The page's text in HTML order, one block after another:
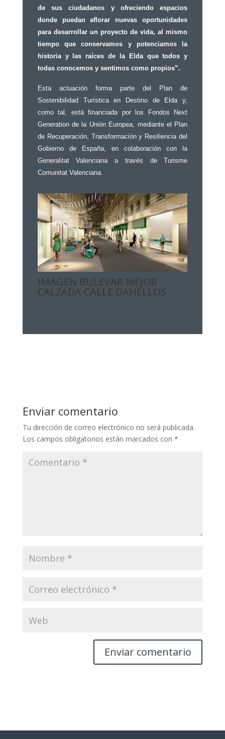
de sus ciudadanos y ofreciendo espacios
donde puedan aflorar nuevas oportunidades
para desarrollar un proyecto de vida, al mismo
tiempo que conservamos y potenciamos la
historia y las raíces de la Elda que todos y
todas conocemos y sentimos como propios”.
Esta actuación forma parte del Plan de
Sostenibilidad Turística en Destino de Elda y,
como tal, está financiada por los Fondos Next
Generation de la Unión Europea, mediante el Plan
de Recuperación, Transformación y Resiliencia del
Gobierno de España, en colaboración con la
Generalitat Valenciana a través de Turisme
Comunitat Valenciana.
IMAGEN BULEVAR MEJOR
CALZADA CALLE DAHELLOS
Enviar comentario
Tu dirección de correo electrónico no será publicada.
Los campos obligatorios están marcados con *